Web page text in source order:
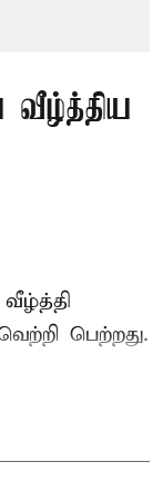
வீழ்த்திய
பெற்றது.